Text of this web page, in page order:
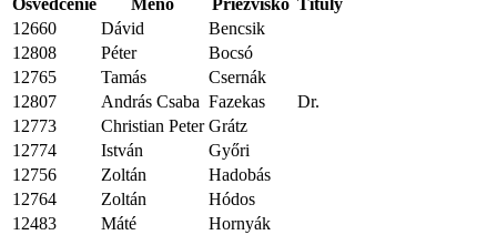
Osvedčenie Meno Priezvisko Tituly
12660
Dávid
Bencsik
12808
Péter
Bocsó
12765
Tamás
Csernák
12807
András Csaba Fazekas
Dr.
12773
Christian Peter Grátz
12774
István
Győri
12756
Zoltán
Hadobás
12764
Zoltán
Hódos
12483
Máté
Hornyák